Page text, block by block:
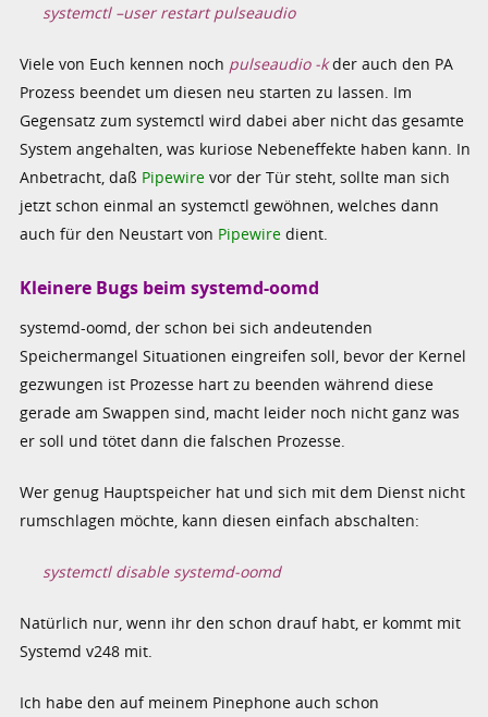
systemctl –user restart pulseaudio
Viele von Euch kennen noch pulseaudio -kder auch den PA
Prozess beendet um diesen neu starten zu lassen. Im
Gegensatz zum systemctl wird dabei aber nicht das gesamte
System angehalten, was kuriose Nebeneffekte haben kann. In
Anbetracht, daß Pipewire vor der Tür steht, sollte man sich
jetzt schon einmal an systemctl gewöhnen, welches dann
auch für den Neustart von Pipewire dient.
Kleinere Bugs beim systemd-oomd
systemd-oomd, der schon bei sich andeutenden
Speichermangel Situationen eingreifen soll, bevor der Kernel
gezwungen ist Prozesse hart zu beenden während diese
gerade am Swappen sind, macht leider noch nicht ganz was
er soll und tötet dann die falschen Prozesse.
Wer genug Hauptspeicher hat und sich mit dem Dienst nicht
rumschlagen möchte, kann diesen einfach abschalten:
systemctl disable systemd-oomd
Natürlich nur, wenn ihr den schon drauf habt, er kommt mit
Systemd v248 mit.
Ich habe den auf meinem Pinephone auch schon